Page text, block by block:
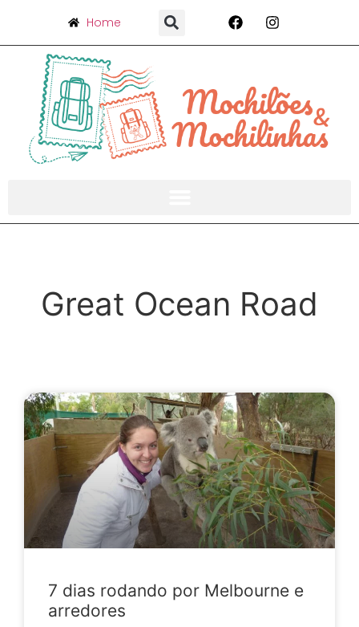
Home
Great Ocean Road
7 dias rodando por Melbourne e
arredores